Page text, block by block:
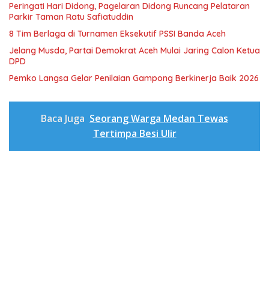
Peringati Hari Didong, Pagelaran Didong Runcang Pelataran
Parkir Taman Ratu Safiatuddin
8 Tim Berlaga di Turnamen Eksekutif PSSI Banda Aceh
Jelang Musda, Partai Demokrat Aceh Mulai Jaring Calon Ketua
DPD
Pemko Langsa Gelar Penilaian Gampong Berkinerja Baik 2026
Baca Juga Seorang Warga Medan Tewas
Tertimpa Besi Ulir